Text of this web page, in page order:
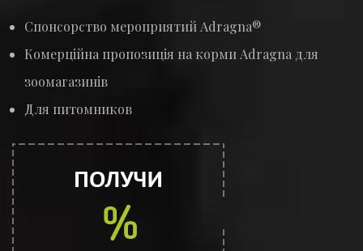
Спонсорство мероприятий Adragna®
Комерційна пропозиція на корми Adragna для
зоомагазинів
Для питомников